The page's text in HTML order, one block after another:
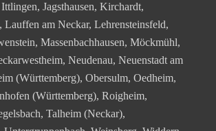
Jagsthausen, Kirchardt,
Lauffen am Neckar, Lehrensteinsfeld,
Massenbachhausen, Möckmühl,
Neudenau, Neuenstadt am
(Württemberg), Obersulm, Oedheim,
(Württemberg), Roigheim,
Talheim (Neckar),